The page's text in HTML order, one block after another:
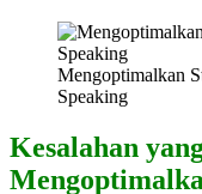
Mengoptimalkan
Speaking
Kesalahan